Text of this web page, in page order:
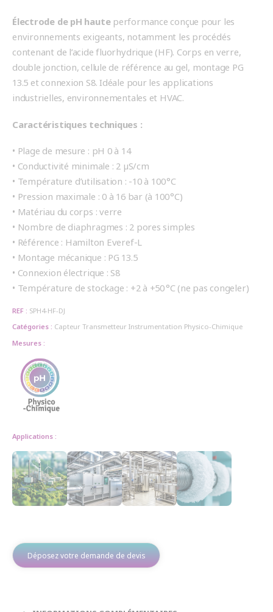
Électrode de pH hauteperformance conçue pour les
environnements exigeants, notamment les procédés
contenant de l’acide fluorhydrique (HF). Corps en verre,
double jonction, cellule de référence au gel, montage PG
13.5 et connexion S8. Idéale pour les applications
industrielles, environnementales et HVAC.
Caractéristiques techniques :
• Plage de mesure : pH 0 à 14
• Conductivité minimale : 2 µS/cm
• Température d’utilisation : -10 à 100 °C
• Pression maximale : 0 à 16 bar (à 100 °C)
• Matériau du corps : verre
• Nombre de diaphragmes : 2 pores simples
• Référence : Hamilton Everef-L
• Montage mécanique : PG 13.5
• Connexion électrique : S8
• Température de stockage : +2 à +50 °C (ne pas congeler)
REF : SPH4-HF-DJ
Catégories : Capteur Transmetteur Instrumentation Physico-Chimique
Mesures :
Applications :
Déposez votre demande de devis